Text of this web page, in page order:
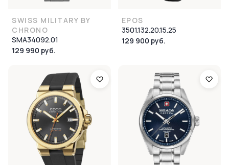
SWISS MILITARY BY
CHRONO
SMA34092.01
129 990 руб.
EPOS
3501.132.20.15.25
129 900 руб.